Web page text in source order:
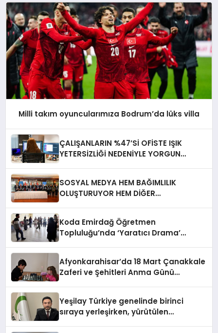
Milli takım oyuncularımıza Bodrum’da lüks villa
ÇALIŞANLARIN %47’Sİ OFİSTE IŞIK
YETERSİZLİĞİ NEDENİYLE YORGUN
SOSYAL MEDYA HEM BAĞIMLILIK
OLUŞTURUYOR HEM DİĞER
Koda Emirdağ Öğretmen
Topluluğu’nda ‘Yaratıcı Drama’
Afyonkarahisar’da 18 Mart Çanakkale
Zaferi ve Şehitleri Anma Günü
Yeşilay Türkiye genelinde birinci
sıraya yerleşirken, yürütülen